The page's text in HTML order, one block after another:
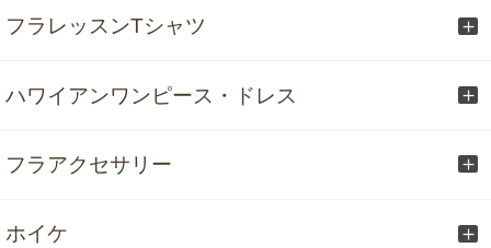
フラレッスンTシャツ
ハワイアンワンピース・ドレス
フラアクセサリー
ホイケ